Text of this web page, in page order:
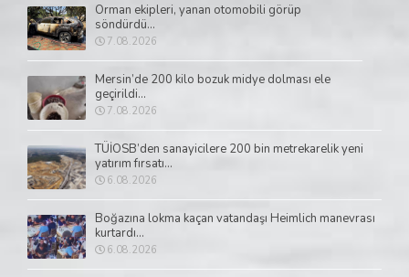
Orman ekipleri, yanan otomobili görüp
söndürdü...
7.08.2026
Mersin’de 200 kilo bozuk midye dolması ele
geçirildi...
7.08.2026
TÜİOSB’den sanayicilere 200 bin metrekarelik yeni
yatırım fırsatı...
6.08.2026
Boğazına lokma kaçan vatandaşı Heimlich manevrası
kurtardı...
6.08.2026